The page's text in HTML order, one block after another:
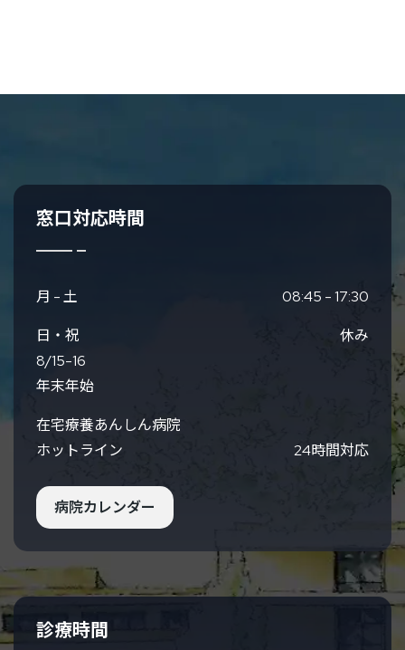
窓口対応時間
月 - 土 08:45 - 17:30
日・祝
8/15-16
年末年始
休み
在宅療養あんしん病院
ホットライン
24時間対応
病院カレンダー
診療時間